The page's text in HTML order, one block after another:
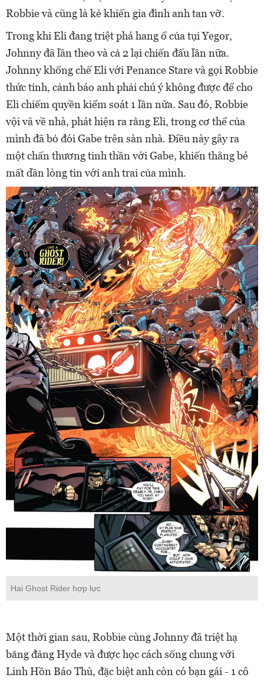
Robbie và cũng là kẻ khiến gia đình anh tan vỡ.
Trong khi Eli đang triệt phá hang ổ của tụi Yegor,
Johnny đã lần theo và cả 2 lại chiến đấu lần nữa.
Johnny khống chế Eli với Penance Stare và gọi Robbie
thức tỉnh, cảnh báo anh phải chú ý không được để cho
Eli chiếm quyền kiểm soát 1 lần nữa. Sau đó, Robbie
vội vã về nhà, phát hiện ra rằng Eli, trong cơ thể của
mình đã bỏ đói Gabe trên sàn nhà. Điều này gây ra
một chấn thương tinh thần với Gabe, khiến thằng bé
mất dần lòng tin với anh trai của mình.
Hai Ghost Rider hợp lực
Một thời gian sau, Robbie cùng Johnny đã triệt hạ
băng đảng Hyde và được học cách sống chung với
Linh Hồn Báo Thù, đặc biệt anh còn có bạn gái - 1 cô